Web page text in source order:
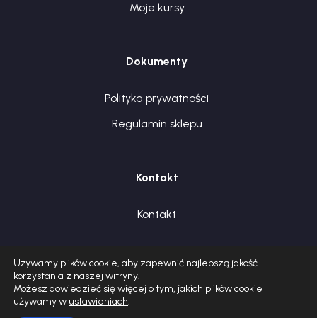
Moje kursy
Dokumenty
Polityka prywatności
Regulamin sklepu
Kontakt
Kontakt
Używamy plików cookie, aby zapewnić najlepszą jakość
korzystania z naszej witryny.
Możesz dowiedzieć się więcej o tym, jakich plików cookie
używamy w ustawieniach.